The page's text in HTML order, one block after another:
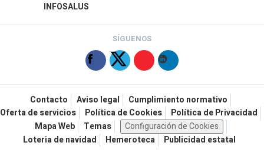
INFOSALUS
SÍGUENOS
Contacto Aviso legal
Cumplimiento normativo
Oferta de servicios
Política de Cookies
Política de Privacidad
Mapa Web
Temas
Configuración de Cookies
Loteria de navidad
Hemeroteca Publicidad estatal